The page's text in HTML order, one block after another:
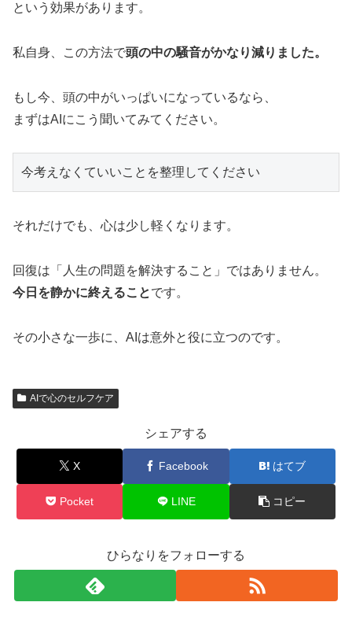
という効果があります。
私自身、この方法で頭の中の騒音がかなり減りました。
もし今、頭の中がいっぱいになっているなら、
まずはAIにこう聞いてみてください。
それだけでも、心は少し軽くなります。
回復は「人生の問題を解決すること」ではありません。
今日を静かに終えることです。
その小さな一歩に、AIは意外と役に立つのです。
AIで心のセルフケア
シェアする
X Facebook はてブ
Pocket LINE コピー
ひらなりをフォローする